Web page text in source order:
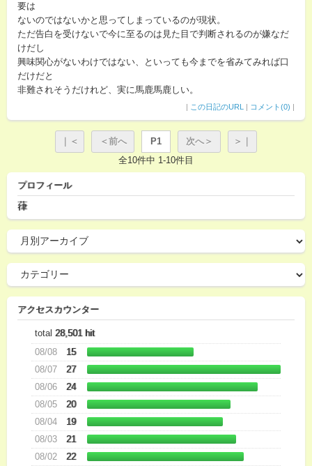
要は
ないのではないかと思ってしまっているのが現状。
ただ告白を受けないで今に至るのは見た目で判断されるのが嫌なだ
けだし
興味関心がないわけではない、といっても今までを省みてみれば口
だけだと
非難されそうだけれど、実に馬鹿馬鹿しい。
| この日記のURL | コメント(0) |
｜＜ ＜前へ P1 次へ＞
＞｜
全10件中 1-10件目
プロフィール
葎
アクセスカウンター
total 28,501 hit
08/08
15
08/07
27
08/06
24
08/05
20
08/04
19
08/03
21
08/02
22